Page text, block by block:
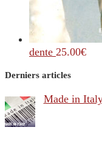
dente 25.00€
Derniers articles
Made in